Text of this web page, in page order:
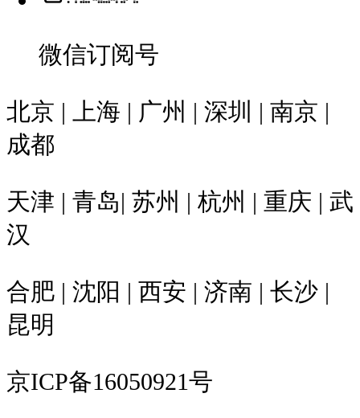
微信订阅号
北京 | 上海 | 广州 | 深圳 | 南京 |
成都
天津 | 青岛| 苏州 | 杭州 | 重庆 | 武
汉
合肥 | 沈阳 | 西安 | 济南 | 长沙 |
昆明
京ICP备16050921号